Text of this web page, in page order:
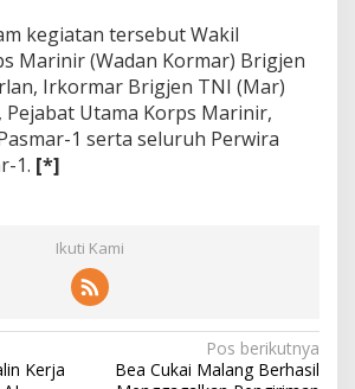
kegiatan tersebut Wakil
Marinir (Wadan Kormar) Brigjen
Irkormar Brigjen TNI (Mar)
Pejabat Utama Korps Marinir,
1 serta seluruh Perwira
1. [*]
Ikuti Kami
Kerja
Pos berikutnya
Bea Cukai Malang Berhasil